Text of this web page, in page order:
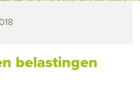
belastingen